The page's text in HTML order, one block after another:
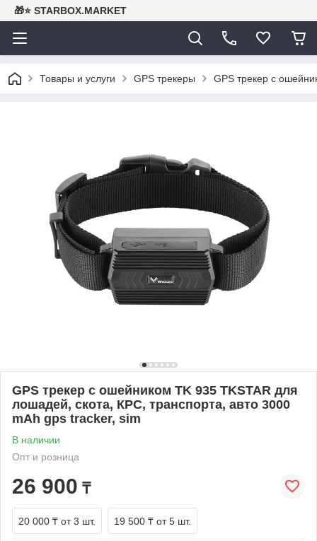
🎁⭐ STARBOX.MARKET
Товары и услуги GPS трекеры GPS трекер с
GPS трекер с ошейником TK 935 TKSTAR для
лошадей, скота, КРС, транспорта, авто 3000
mAh gps tracker, sim
В наличии
Опт и розница
26 900 ₸
20 000 ₸ от 3 шт. 19 500 ₸ от 5 шт.